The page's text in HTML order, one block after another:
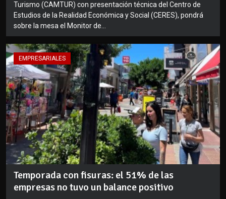
Turismo (CAMTUR) con presentación técnica del Centro de
Estudios de la Realidad Económica y Social (CERES), pondrá
sobre la mesa el Monitor de...
EMPRESARIALES
Temporada con fisuras: el 51% de las
empresas no tuvo un balance positivo